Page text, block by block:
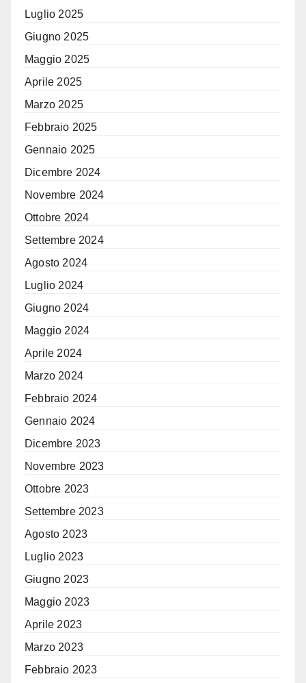
Luglio 2025
Giugno 2025
Maggio 2025
Aprile 2025
Marzo 2025
Febbraio 2025
Gennaio 2025
Dicembre 2024
Novembre 2024
Ottobre 2024
Settembre 2024
Agosto 2024
Luglio 2024
Giugno 2024
Maggio 2024
Aprile 2024
Marzo 2024
Febbraio 2024
Gennaio 2024
Dicembre 2023
Novembre 2023
Ottobre 2023
Settembre 2023
Agosto 2023
Luglio 2023
Giugno 2023
Maggio 2023
Aprile 2023
Marzo 2023
Febbraio 2023